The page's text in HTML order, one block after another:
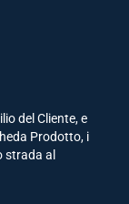
del Cliente, e
Prodotto, i
strada al